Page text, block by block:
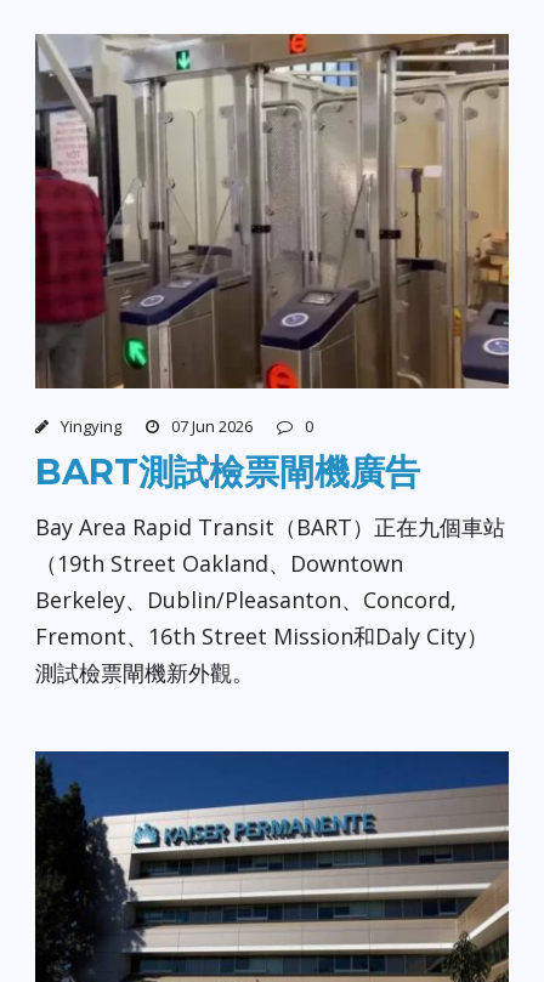
Yingying 07 Jun 2026 0
BART測試檢票閘機廣告
Bay Area Rapid Transit（BART）正在九個車站
（19th Street Oakland、Downtown
Berkeley、Dublin/Pleasanton、Concord,
Fremont、16th Street Mission和Daly City）
測試檢票閘機新外觀。